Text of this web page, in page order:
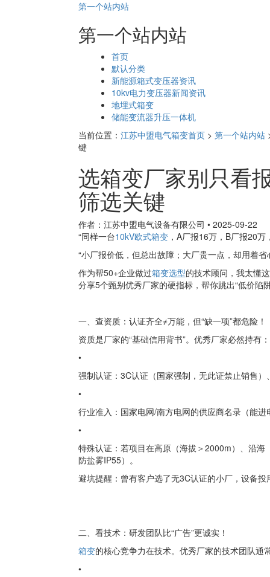
第一个站内站
第一个站内站
首页
默认分类
新能源箱式变压器资讯
10kv电力变压器新闻资讯
地埋式箱变
储能变流器升压一体机
当前位置： 江苏中盟电气箱变首页 > 第一个站内站
键​
选箱变厂家别只看
筛选关键​
作者：江苏中盟电气设备有限公司 • 2025-09-22
“同样一台10kV欧式箱变 ，A厂报16万，B厂报20
“小厂报价低，但总出故障；大厂贵一点，却用着
作为帮50+企业做过箱变选型的技术顾问，我太懂
分享5个甄别优秀厂家的硬指标，帮你跳出“低价陷
一、查资质：认证齐全≠万能，但“缺一项”都危险！
资质是厂家的“基础信用背书”。优秀厂家必然持有：
•
强制认证：3C认证（国家强制，无此证禁止销售
•
行业准入：国家电网/南方电网的供应商名录（能
•
特殊认证：若项目在高原（海拔＞2000m）、沿
防盐雾IP55）。
避坑提醒：曾有客户选了无3C认证的小厂，设备
二、看技术：研发团队比“广告”更诚实！
箱变的核心竞争力在技术。优秀厂家的技术团队通
•